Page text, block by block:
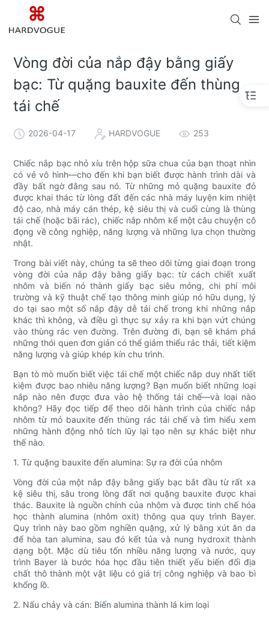
Vòng đời của nắp đậy bằng giấy
bạc: Từ quặng bauxite đến thùng
tái chế
2026-04-17 HARDVOGUE 253
Chiếc nắp bạc nhỏ xíu trên hộp sữa chua của bạn thoạt nhìn
có vẻ vô hình—cho đến khi bạn biết được hành trình dài và
đầy bất ngờ đằng sau nó. Từ những mỏ quặng bauxite đỏ
được khai thác từ lòng đất đến các nhà máy luyện kim nhiệt
độ cao, nhà máy cán thép, kệ siêu thị và cuối cùng là thùng
tái chế (hoặc bãi rác), chiếc nắp nhôm kể một câu chuyện cô
đọng về công nghiệp, năng lượng và những lựa chọn thường
nhật.
Trong bài viết này, chúng ta sẽ theo dõi từng giai đoạn trong
vòng đời của nắp đậy bằng giấy bạc: từ cách chiết xuất
nhôm và biến nó thành giấy bạc siêu mỏng, chi phí môi
trường và kỹ thuật chế tạo thông minh giúp nó hữu dụng, lý
do tại sao một số nắp đậy dễ tái chế trong khi những nắp
khác thì không, và điều gì thực sự xảy ra khi bạn vứt chúng
vào thùng rác ven đường. Trên đường đi, bạn sẽ khám phá
những thói quen đơn giản có thể giảm thiểu rác thải, tiết kiệm
năng lượng và giúp khép kín chu trình.
Bạn tò mò muốn biết việc tái chế một chiếc nắp duy nhất tiết
kiệm được bao nhiêu năng lượng? Bạn muốn biết những loại
nắp nào nên được đưa vào hệ thống tái chế—và loại nào
không? Hãy đọc tiếp để theo dõi hành trình của chiếc nắp
nhôm từ mỏ bauxite đến thùng rác tái chế và tìm hiểu xem
những hành động nhỏ tích lũy lại tạo nên sự khác biệt như
thế nào.
1. Từ quặng bauxite đến alumina: Sự ra đời của nhôm
Vòng đời của một nắp đậy bằng giấy bạc bắt đầu từ rất xa
kệ siêu thị, sâu trong lòng đất nơi quặng bauxite được khai
thác. Bauxite là nguồn chính của nhôm và được tinh chế hóa
học thành alumina (nhôm oxit) thông qua quy trình Bayer.
Quy trình này bao gồm nghiền quặng, xử lý bằng xút ăn da
để hòa tan alumina, sau đó kết tủa và nung hydroxit thành
dạng bột. Mặc dù tiêu tốn nhiều năng lượng và nước, quy
trình Bayer là bước hóa học đầu tiên thiết yếu biến đổi địa
chất thô thành một vật liệu có giá trị công nghiệp và bao bì
khổng lồ.
2. Nấu chảy và cán: Biến alumina thành lá kim loại